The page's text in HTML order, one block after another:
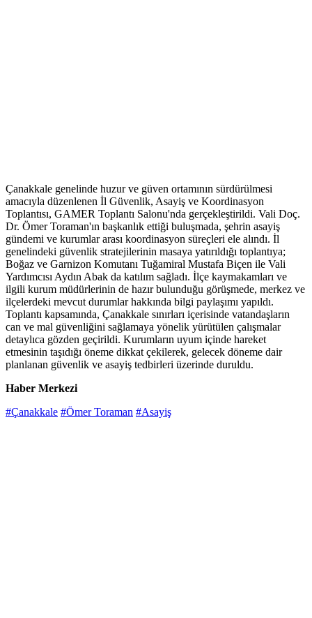
Çanakkale genelinde huzur ve güven ortamının sürdürülmesi
amacıyla düzenlenen İl Güvenlik, Asayiş ve Koordinasyon
Toplantısı, GAMER Toplantı Salonu'nda gerçekleştirildi. Vali Doç.
Dr. Ömer Toraman'ın başkanlık ettiği buluşmada, şehrin asayiş
gündemi ve kurumlar arası koordinasyon süreçleri ele alındı. İl
genelindeki güvenlik stratejilerinin masaya yatırıldığı toplantıya;
Boğaz ve Garnizon Komutanı Tuğamiral Mustafa Biçen ile Vali
Yardımcısı Aydın Abak da katılım sağladı. İlçe kaymakamları ve
ilgili kurum müdürlerinin de hazır bulunduğu görüşmede, merkez ve
ilçelerdeki mevcut durumlar hakkında bilgi paylaşımı yapıldı.
Toplantı kapsamında, Çanakkale sınırları içerisinde vatandaşların
can ve mal güvenliğini sağlamaya yönelik yürütülen çalışmalar
detaylıca gözden geçirildi. Kurumların uyum içinde hareket
etmesinin taşıdığı öneme dikkat çekilerek, gelecek döneme dair
planlanan güvenlik ve asayiş tedbirleri üzerinde duruldu.
Haber Merkezi
#Çanakkale #Ömer Toraman #Asayiş